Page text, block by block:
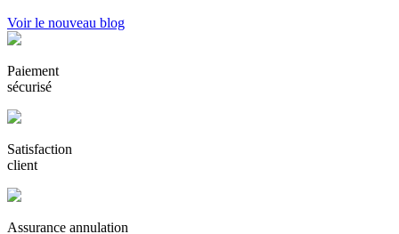
Voir le nouveau blog
Paiement
sécurisé
Satisfaction
client
Assurance annulation